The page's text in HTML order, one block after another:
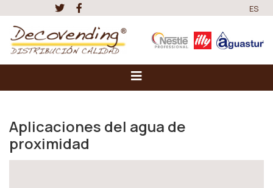
ES
Aplicaciones del agua de
proximidad